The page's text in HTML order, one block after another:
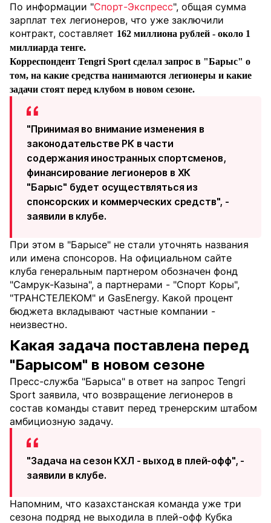
По информации "Спорт-Экспресс", общая сумма
зарплат тех легионеров, что уже заключили
контракт, составляет 162 миллиона рублей - около 1
миллиарда тенге.
Корреспондент Tengri Sport сделал запрос в "Барыс" о
том, на какие средства нанимаются легионеры и какие
задачи стоят перед клубом в новом сезоне.
"Принимая во внимание изменения в
законодательстве РК в части
содержания иностранных спортсменов,
финансирование легионеров в ХК
"Барыс" будет осуществляться из
спонсорских и коммерческих средств", -
заявили в клубе.
При этом в "Барысе" не стали уточнять названия
или имена спонсоров. На официальном сайте
клуба генеральным партнером обозначен фонд
"Самрук-Казына", а партнерами - "Спорт Коры",
"ТРАНСТЕЛЕКОМ" и GasEnergy. Какой процент
бюджета вкладывают частные компании -
неизвестно.
Какая задача поставлена перед
"Барысом" в новом сезоне
Пресс-служба "Барыса" в ответ на запрос Tengri
Sport заявила, что возвращение легионеров в
состав команды ставит перед тренерским штабом
амбициозную задачу.
"Задача на сезон КХЛ - выход в плей-офф", -
заявили в клубе.
Напомним, что казахстанская команда уже три
сезона подряд не выходила в плей-офф Кубка